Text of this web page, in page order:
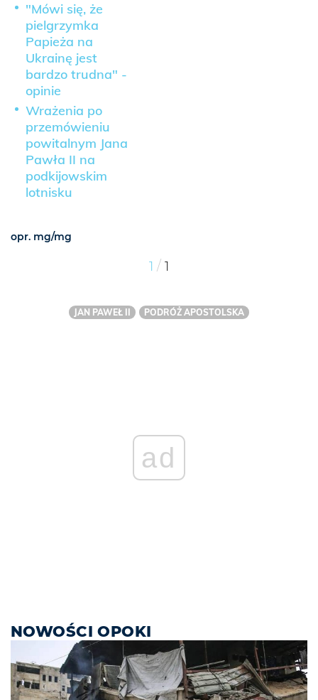
"Mówi się, że
pielgrzymka
Papieża na
Ukrainę jest
bardzo trudna" -
opinie
Wrażenia po
przemówieniu
powitalnym Jana
Pawła II na
podkijowskim
lotnisku
opr. mg/mg
1 / 1
JAN PAWEŁ II PODRÓŻ APOSTOLSKA
ad
NOWOŚCI OPOKI